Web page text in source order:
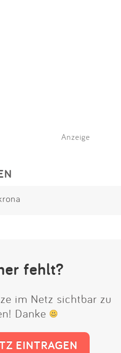
Anzeige
fehlt?
im Netz sichtbar zu
Danke
EINTRAGEN